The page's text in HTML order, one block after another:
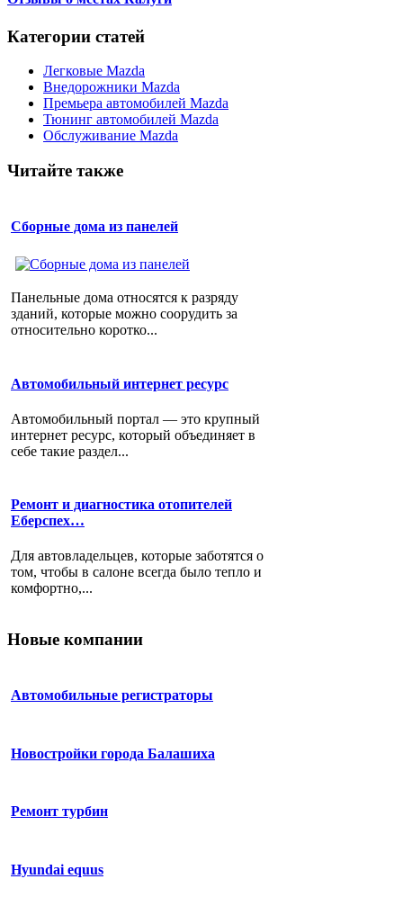
Категории статей
Легковые Mazda
Внедорожники Mazda
Премьера автомобилей Mazda
Тюнинг автомобилей Mazda
Обслуживание Mazda
Читайте также
Сборные дома из панелей
Панельные дома относятся к разряду
зданий, которые можно соорудить за
относительно коротко...
Автомобильный интернет ресурс
Автомобильный портал — это крупный
интернет ресурс, который объединяет в
себе такие раздел...
Ремонт и диагностика отопителей
Еберспех…
Для автовладельцев, которые заботятся о
том, чтобы в салоне всегда было тепло и
комфортно,...
Новые компании
Автомобильные регистраторы
Новостройки города Балашиха
Ремонт турбин
Hyundai equus